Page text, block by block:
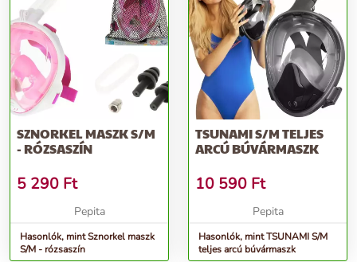
SZNORKEL MASZK S/M
- RÓZSASZÍN
5 290 Ft
Pepita
Hasonlók, mint Sznorkel maszk
S/M - rózsaszín
TSUNAMI S/M TELJES
ARCÚ BÚVÁRMASZK
10 590 Ft
Pepita
Hasonlók, mint TSUNAMI S/M
teljes arcú búvármaszk